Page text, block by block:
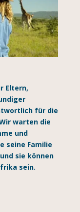
Eltern,
für die
warten die
und
seine Familie
sie können
sein.